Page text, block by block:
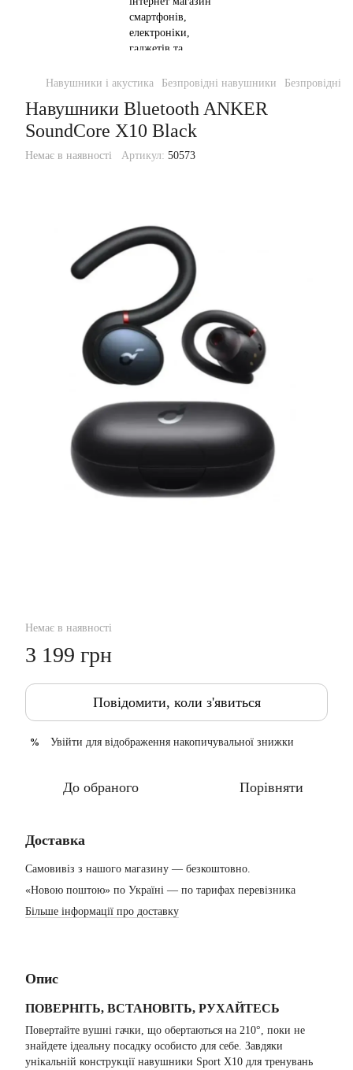
Навушники і акустика Безпровідні навушники Безпровідні
Навушники Bluetooth ANKER
SoundСore X10 Black
Немає в наявності Артикул: 50573
Немає в наявності
3 199 грн
Повідомити, коли з'явиться
% Увійти для відображення накопичувальної знижки
До обраного Порівняти
Доставка
Самовивіз з нашого магазину — безкоштовно.
«Новою поштою» по Україні — по тарифах перевізника
Більше інформації про доставку
Опис
ПОВЕРНІТЬ, ВСТАНОВІТЬ, РУХАЙТЕСЬ
Повертайте вушні гачки, що обертаються на 210°, поки не
знайдете ідеальну посадку особисто для себе. Завдяки
унікальній конструкції навушники Sport X10 для тренувань